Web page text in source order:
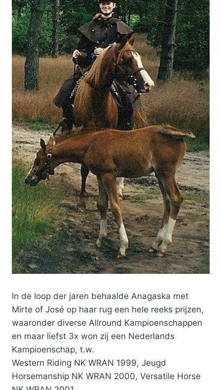
In de loop der jaren behaalde Anagaska met
Mirte of José op haar rug een hele reeks prijzen,
waaronder diverse Allround Kampioenschappen
en maar liefst 3x won zij een Nederlands
Kampioenschap, t.w.
Western Riding NK WRAN 1999, Jeugd
Horsemanship NK WRAN 2000, Versatile Horse